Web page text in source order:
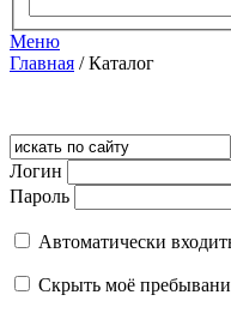
Меню
Главная /Каталог
Логин
Пароль
Автоматически
Скрыть моё